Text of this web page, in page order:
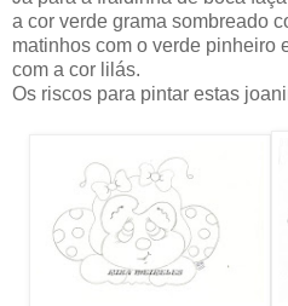
a cor verde grama sombreado
matinhos com o verde pinheiro
com a cor lilás.
Os riscos para pintar estas